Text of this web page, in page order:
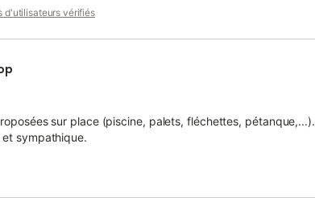
d'utilisateurs vérifiés
sur place (piscine, palets, fléchettes, pétanque,...).
sympathique.